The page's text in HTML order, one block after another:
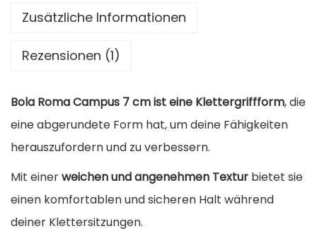
r
f
K
u
g
e
R
Zusätzliche Informationen
Rezensionen (1)
Bola Roma Campus 7 cm ist eine Klettergriffform, die
eine abgerundete Form hat, um deine Fähigkeiten
herauszufordern und zu verbessern.
Mit einerweichen und angenehmen Textur bietet sie
einen komfortablen und sicheren Halt während
deiner Klettersitzungen.